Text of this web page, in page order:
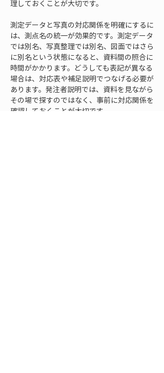
理しておくことが大切です。
測定データと写真の対応関係を明確にするに
は、測点名の統一が効果的です。測定データ
では別名、写真整理では別名、図面ではさら
に別名という状態になると、資料間の照合に
時間がかかります。どうしても表記が異なる
場合は、対応表や補足説明でつなげる必要が
あります。発注者説明では、資料を見ながら
その場で探すのではなく、事前に対応関係を
確認しておくことが大切です。